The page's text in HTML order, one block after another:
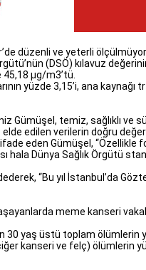
düzenli ve yeterli ölçülmüyor.
(DSÖ) kılavuz
μg/m3’tü.
yüzde 3,15’i, ana kaynağı
Gümüşel, temiz, sağlıklı ve
edilen verilerin doğru
eden Gümüşel, “Özellikle
Dünya Sağlık Örgütü
“Bu yıl İstanbul’da
meme kanseri
30 yaş üstü toplam ölümlerin
kanseri ve felç) ölümlerin